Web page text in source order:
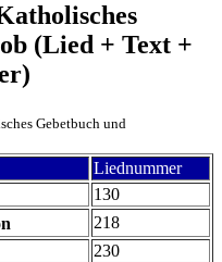
(Lied + Text +
Gebetbuch und
Liednummer
130
218
230